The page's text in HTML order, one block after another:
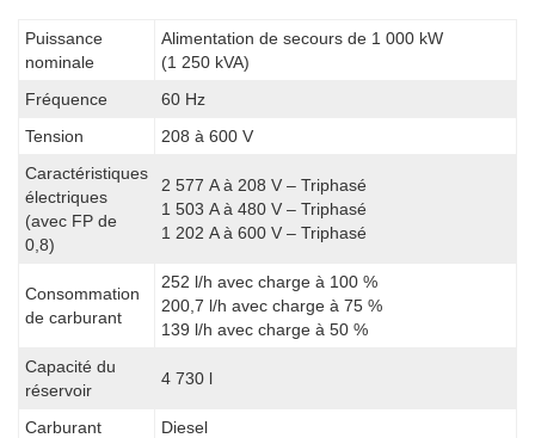
Puissance
nominale
Alimentation de secours de 1 000 kW
(1 250 kVA)
Fréquence
60 Hz
Tension
208 à 600 V
Caractéristiques
électriques
(avec FP de
0,8)
2 577 A à 208 V – Triphasé
1 503 A à 480 V – Triphasé
1 202 A à 600 V – Triphasé
Consommation
de carburant
252 l/h avec charge à 100 %
200,7 l/h avec charge à 75 %
139 l/h avec charge à 50 %
Capacité du
réservoir
4 730 l
Carburant
Diesel